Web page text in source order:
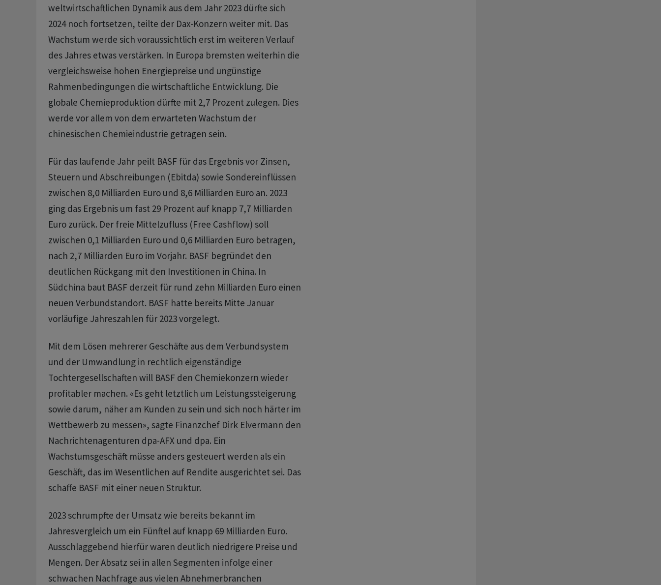
weltwirtschaftlichen Dynamik aus dem Jahr 2023 dürfte sich
2024 noch fortsetzen, teilte der Dax-Konzern weiter mit. Das
Wachstum werde sich voraussichtlich erst im weiteren Verlauf
des Jahres etwas verstärken. In Europa bremsten weiterhin die
vergleichsweise hohen Energiepreise und ungünstige
Rahmenbedingungen die wirtschaftliche Entwicklung. Die
globale Chemieproduktion dürfte mit 2,7 Prozent zulegen. Dies
werde vor allem von dem erwarteten Wachstum der
chinesischen Chemieindustrie getragen sein.
Für das laufende Jahr peilt BASF für das Ergebnis vor Zinsen,
Steuern und Abschreibungen (Ebitda) sowie Sondereinflüssen
zwischen 8,0 Milliarden Euro und 8,6 Milliarden Euro an. 2023
ging das Ergebnis um fast 29 Prozent auf knapp 7,7 Milliarden
Euro zurück. Der freie Mittelzufluss (Free Cashflow) soll
zwischen 0,1 Milliarden Euro und 0,6 Milliarden Euro betragen,
nach 2,7 Milliarden Euro im Vorjahr. BASF begründet den
deutlichen Rückgang mit den Investitionen in China. In
Südchina baut BASF derzeit für rund zehn Milliarden Euro einen
neuen Verbundstandort. BASF hatte bereits Mitte Januar
vorläufige Jahreszahlen für 2023 vorgelegt.
Mit dem Lösen mehrerer Geschäfte aus dem Verbundsystem
und der Umwandlung in rechtlich eigenständige
Tochtergesellschaften will BASF den Chemiekonzern wieder
profitabler machen. «Es geht letztlich um Leistungssteigerung
sowie darum, näher am Kunden zu sein und sich noch härter im
Wettbewerb zu messen», sagte Finanzchef Dirk Elvermann den
Nachrichtenagenturen dpa-AFX und dpa. Ein
Wachstumsgeschäft müsse anders gesteuert werden als ein
Geschäft, das im Wesentlichen auf Rendite ausgerichtet sei. Das
schaffe BASF mit einer neuen Struktur.
2023 schrumpfte der Umsatz wie bereits bekannt im
Jahresvergleich um ein Fünftel auf knapp 69 Milliarden Euro.
Ausschlaggebend hierfür waren deutlich niedrigere Preise und
Mengen. Der Absatz sei in allen Segmenten infolge einer
schwachen Nachfrage aus vielen Abnehmerbranchen